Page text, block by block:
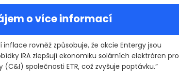
o více informací
rovněž způsobuje, že akcie Entergy jsou
IRA zlepšují ekonomiku solárních elektráren pro
(C&I) společnosti ETR, což zvyšuje poptávku.“